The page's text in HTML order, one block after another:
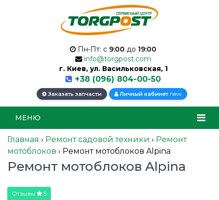
Пн-Пт: с 9:00 до 19:00
info@torgpost.com
г. Киев, ул. Васильковская, 1
+38 (096) 804-00-50
Заказать запчасти Личный кабинет new
МЕНЮ
Главная › Ремонт садовой техники › Ремонт
мотоблоков › Ремонт мотоблоков Alpina
Ремонт мотоблоков Alpina
Отзывы 5